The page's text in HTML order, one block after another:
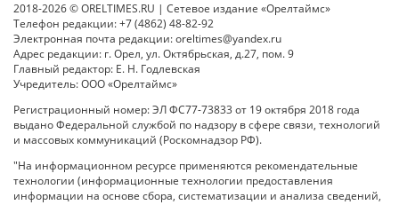
2018-2026 © ORELTIMES.RU | Сетевое издание «Орелтаймс»
Телефон редакции: +7 (4862) 48-82-92
Электронная почта редакции: oreltimes@yandex.ru
Адрес редакции: г. Орел, ул. Октябрьская, д.27, пом. 9
Главный редактор: Е. Н. Годлевская
Учредитель: ООО «Орелтаймс»
Регистрационный номер: ЭЛ ФС77-73833 от 19 октября 2018 года
выдано Федеральной службой по надзору в сфере связи, технологий
и массовых коммуникаций (Роскомнадзор РФ).
"На информационном ресурсе применяются рекомендательные
технологии (информационные технологии предоставления
информации на основе сбора, систематизации и анализа сведений,